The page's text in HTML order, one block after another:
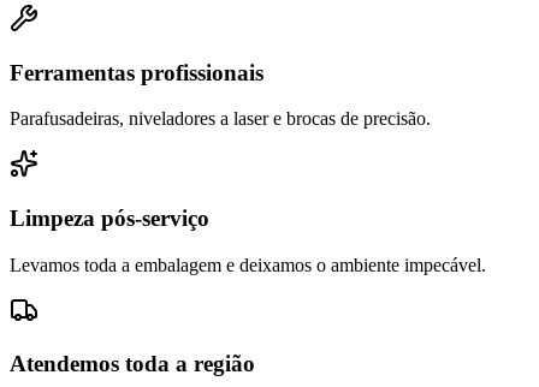
Ferramentas profissionais
Parafusadeiras, niveladores a laser e brocas de precisão.
Limpeza pós-serviço
Levamos toda a embalagem e deixamos o ambiente impecável.
Atendemos toda a região